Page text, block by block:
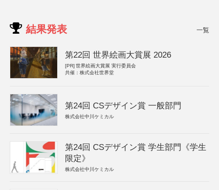
結果発表 一覧
第22回 世界絵画大賞展 2026
[PR] 世界絵画大賞展 実行委員会
共催：株式会社世界堂
第24回 CSデザイン賞 一般部門
株式会社中川ケミカル
第24回 CSデザイン賞 学生部門《学生
限定》
株式会社中川ケミカル